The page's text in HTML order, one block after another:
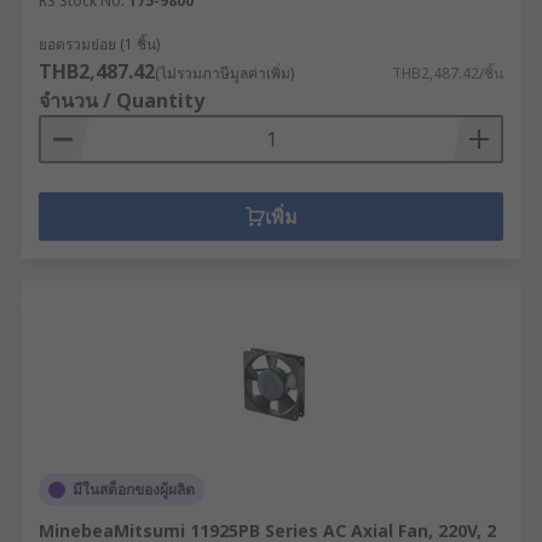
ยอดรวมย่อย (1 ชิ้น)
THB2,487.42(ไม่รวมภาษีมูลค่าเพิ่ม) THB2,487.42/ชิ้น
จำนวน / Quantity
เพิ่ม
มีในสต็อกของผู้ผลิต
MinebeaMitsumi 11925PB Series AC Axial Fan, 220V, 2